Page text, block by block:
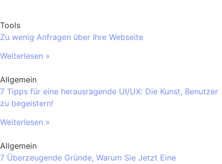
Tools
Zu wenig Anfragen über Ihre Webseite
Weiterlesen »
Allgemein
7 Tipps für eine herausragende UI/UX: Die Kunst, Benutzer
zu begeistern!
Weiterlesen »
Allgemein
7 Überzeugende Gründe, Warum Sie Jetzt Eine